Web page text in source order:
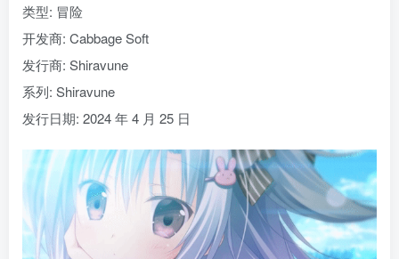
类型: 冒险
开发商: Cabbage Soft
发行商: Shiravune
系列: Shiravune
发行日期: 2024 年 4 月 25 日